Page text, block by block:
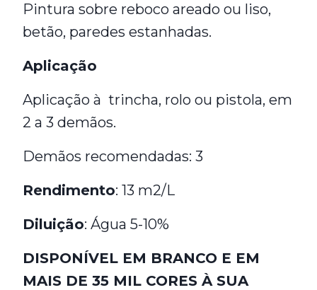
Pintura sobre reboco areado ou liso,
betão, paredes estanhadas.
Aplicação
Aplicação à trincha, rolo ou pistola, em
2 a 3 demãos.
Demãos recomendadas: 3
Rendimento: 13 m2/L
Diluição: Água 5-10%
DISPONÍVEL EM BRANCO E EM
MAIS DE 35 MIL CORES À SUA